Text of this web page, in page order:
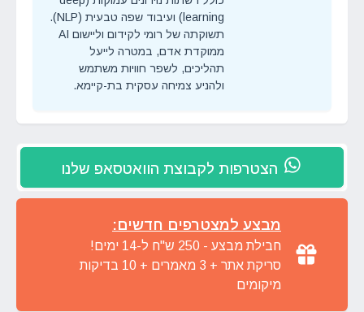
learning) ועיבוד שפה טבעית (NLP).
תשוקתה של רומי לקידום וליישום AI
ממוקדת אדם, במטרה לייעל
תהליכים, לשפר חוויות משתמש
ולהניע צמיחה עסקית בת-קיימא.
הצטרפות לקבוצת הוואטסאפ שלנו
מבצע למצטרפים חדשים:
חבילת מבצע - 250 ש"ח ל-14 ימים!
סריקת אתר + 3 מאמרים + 10 בדיקות
מיקומים